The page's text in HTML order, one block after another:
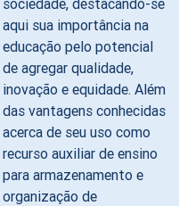
sociedade, destacando-se
aqui sua importância na
educação pelo potencial
de agregar qualidade,
inovação e equidade. Além
das vantagens conhecidas
acerca de seu uso como
recurso auxiliar de ensino
para armazenamento e
organização de